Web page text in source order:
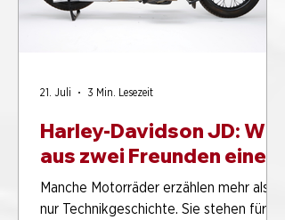
Harley-Davidson JD: Wie
aus zwei Freunden eine
Motorradmarke
entstand
Manche Motorräder erzählen mehr als
nur Technikgeschichte. Sie stehen für
21. Juli 3 Min. Lesezeit